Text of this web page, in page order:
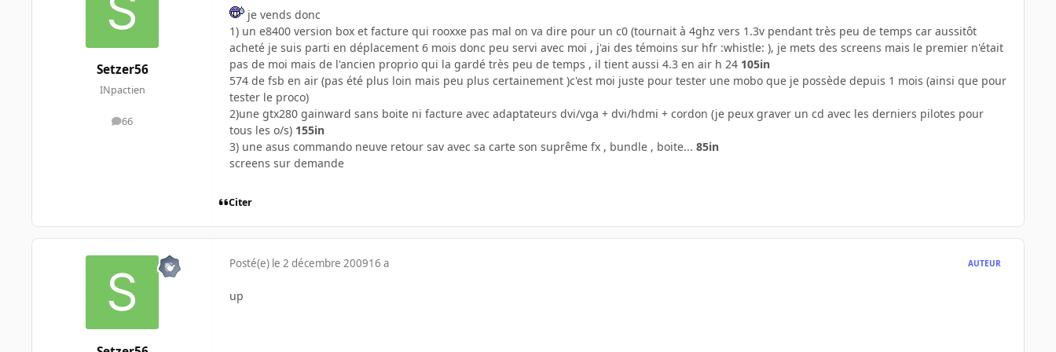
Setzer56
INpactien
66
messages
je vends donc
1) un e8400 version box et facture qui rooxxe pas mal on va dire pour un c0 (tournait à 4ghz vers 1.3v pendant très peu de temps car aussitôt
acheté je suis parti en déplacement 6 mois donc peu servi avec moi , j'ai des témoins sur hfr :whistle: ), je mets des screens mais le premier n'était
pas de moi mais de l'ancien proprio qui la gardé très peu de temps , il tient aussi 4.3 en air h 24 105in
574 de fsb en air (pas été plus loin mais peu plus certainement )c'est moi juste pour tester une mobo que je possède depuis 1 mois (ainsi que pour
tester le proco)
2)une gtx280 gainward sans boite ni facture avec adaptateurs dvi/vga + dvi/hdmi + cordon (je peux graver un cd avec les derniers pilotes pour
tous les o/s) 155in
3) une asus commando neuve retour sav avec sa carte son suprême fx , bundle , boite... 85in
screens sur demande
Citer
Posté(e) le 2 décembre 200916 a AUTEUR
up